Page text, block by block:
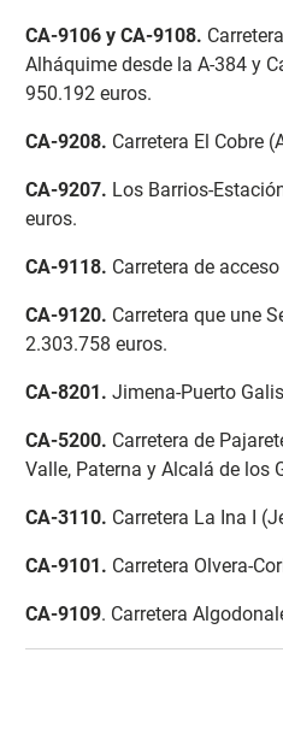
CA-9106 y CA-9108.
Alháquime desde la A-384 y
950.192 euros.
CA-9208. Carretera El Cobre
CA-9207. Los Barrios-
euros.
CA-9118. Carretera de
CA-9120. Carretera que une
2.303.758 euros.
CA-8201. Jimena-Puerto
CA-5200. Carretera de
Valle, Paterna y Alcalá de los
CA-3110. Carretera La Ina I
CA-9101. Carretera Olvera-
CA-9109. Carretera